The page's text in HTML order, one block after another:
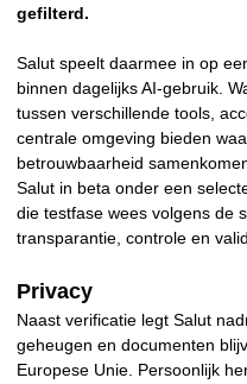
gefilterd.
Salut speelt daarmee in op
binnen dagelijks AI-gebruik.
tussen verschillende tools,
centrale omgeving bieden
betrouwbaarheid
Salut in beta onder een
die testfase wees volgens de
transparantie, controle en
Privacy
Naast verificatie legt Salut
geheugen en documenten
Europese Unie. Persoonlijk